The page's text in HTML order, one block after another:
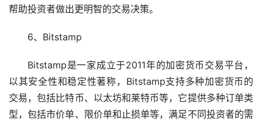
帮助投资者做出更明智的交易决策。
6、Bitstamp
Bitstamp是一家成立于2011年的加密货币交易平台，
以其安全性和稳定性著称，Bitstamp支持多种加密货币的
交易，包括比特币、以太坊和莱特币等，它提供多种订单类
型，包括市价单、限价单和止损单等，满足不同投资者的需